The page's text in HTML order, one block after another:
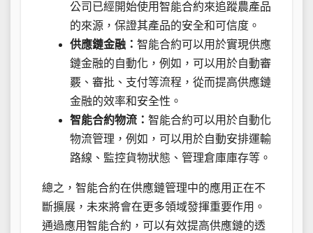
公司已經開始使用智能合約來追蹤農產品
的來源，保證其產品的安全和可信度。
供應鏈金融： 智能合約可以用於實現供應
鏈金融的自動化，例如，可以用於自動審
覈、審批、支付等流程，從而提高供應鏈
金融的效率和安全性。
智能合約物流： 智能合約可以用於自動化
物流管理，例如，可以用於自動安排運輸
路線、監控貨物狀態、管理倉庫庫存等。
總之，智能合約在供應鏈管理中的應用正在不
斷擴展，未來將會在更多領域發揮重要作用。
通過應用智能合約，可以有效提高供應鏈的透